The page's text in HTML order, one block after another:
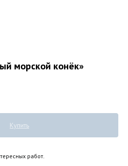
морской конёк»
Купить
работ.